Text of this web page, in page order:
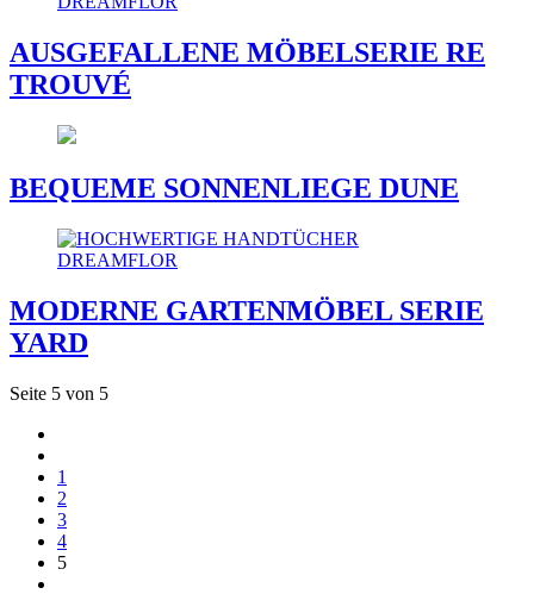
AUSGEFALLENE MÖBELSERIE RE
TROUVÉ
BEQUEME SONNENLIEGE DUNE
MODERNE GARTENMÖBEL SERIE
YARD
Seite 5 von 5
1
2
3
4
5